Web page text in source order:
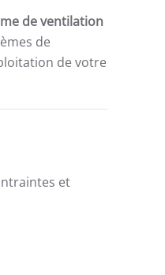
de ventilation
de
de votre
et